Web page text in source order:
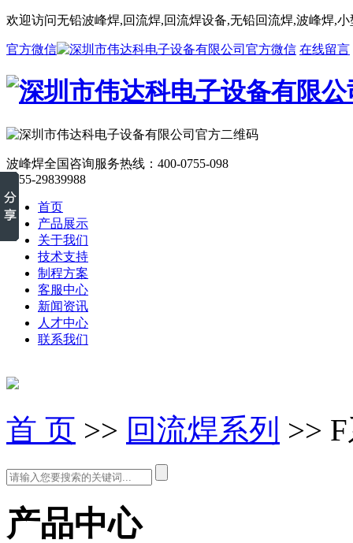
欢迎访问无铅波峰焊,回流焊,回流焊设备,无铅回流焊,波峰焊,
官方微信 在线留言
波峰焊全国咨询服务热线： 400-0755-098
0755-29839988
首页
产品展示
关于我们
技术支持
制程方案
客服中心
新闻资讯
人才中心
联系我们
首 页 >> 回流焊系列 >>
产品中心